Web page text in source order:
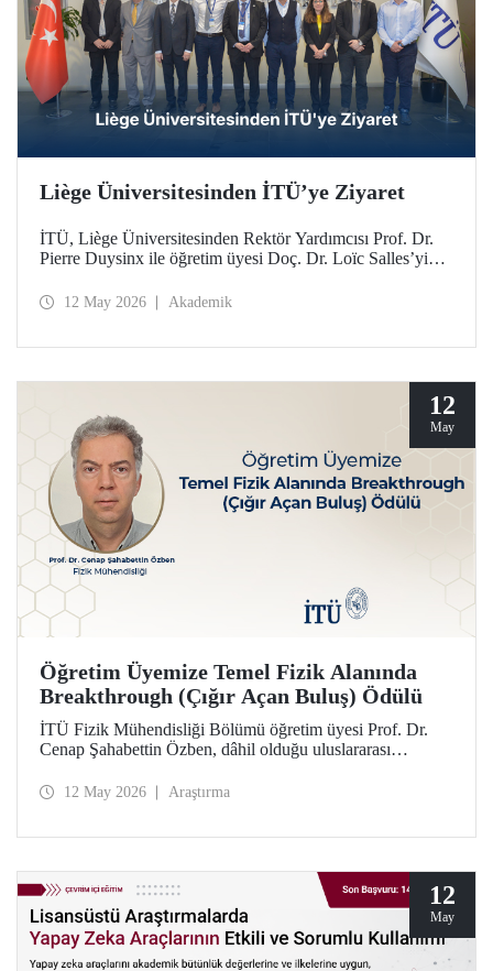
Liège Üniversitesinden İTÜ’ye Ziyaret
İTÜ, Liège Üniversitesinden Rektör Yardımcısı Prof. Dr.
Pierre Duysinx ile öğretim üyesi Doç. Dr. Loïc Salles’yi
Ekonomik Misyon kapsamında gerçekleşti.
12 May 2026 Akademik
12
May
Öğretim Üyemize Temel Fizik Alanında
Breakthrough (Çığır Açan Buluş) Ödülü
İTÜ Fizik Mühendisliği Bölümü öğretim üyesi Prof. Dr.
Cenap Şahabettin Özben, dâhil olduğu uluslararası
Breakthrough (Çığır Açan Buluş) Ödülü’ne layık görüldü.
12 May 2026 Araştırma
12
May